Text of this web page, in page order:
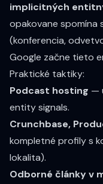
implicitných
opakovane spomína
(konferencia,
Google začne tieto
Praktické taktiky:
Podcast hosting —
entity signals.
Crunchbase,
kompletné profily s
lokalita).
Odborné články v